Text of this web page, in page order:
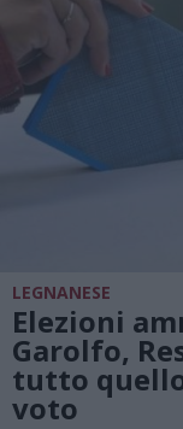
LEGNANESE
Elezioni
Garolfo,
tutto quello
voto